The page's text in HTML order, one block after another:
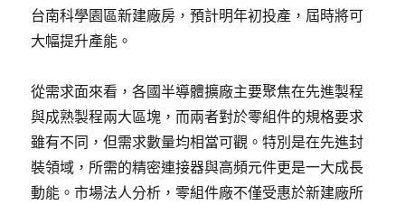
台南科學園區新建廠房，預計明年初投產，屆時將可
大幅提升產能。
從需求面來看，各國半導體擴廠主要聚焦在先進製程
與成熟製程兩大區塊，而兩者對於零組件的規格要求
雖有不同，但需求數量均相當可觀。特別是在先進封
裝領域，所需的精密連接器與高頻元件更是一大成長
動能。市場法人分析，零組件廠不僅受惠於新建廠所